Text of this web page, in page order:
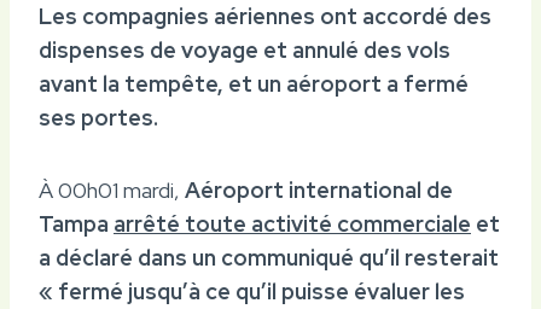
Les compagnies aériennes ont accordé des
dispenses de voyage et annulé des vols
avant la tempête, et un aéroport a fermé
ses portes.
À 00h01 mardi, Aéroport international de
Tampa arrêté toute activité commerciale et
a déclaré dans un communiqué qu’il resterait
« fermé jusqu’à ce qu’il puisse évaluer les